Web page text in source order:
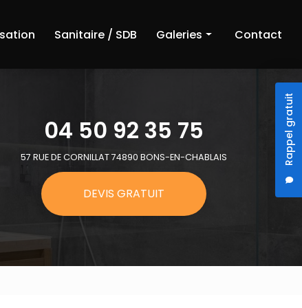
Rappel gratuit
Sanitaire / SDB Galeries
Sanitaire et salle de bain
Contact
04 50 92 35 75
57 RUE DE CORNILLAT 74890 BONS-EN-CHABLAIS
DEVIS GRATUIT